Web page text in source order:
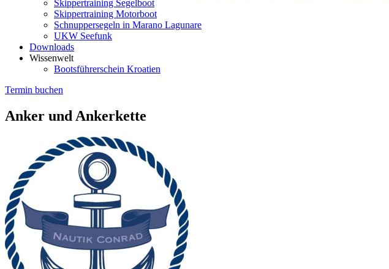
Skippertraining Segelboot
Skippertraining Motorboot
Schnuppersegeln in Marano Lagunare
UKW Seefunk
Downloads
Wissenwelt
Bootsführerschein Kroatien
Termin buchen
Anker und Ankerkette